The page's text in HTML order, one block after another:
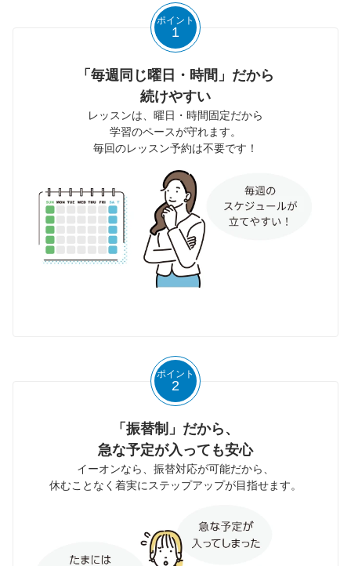
ポイント
1
「毎週同じ曜日・時間」だから
続けやすい
レッスンは、曜日・時間固定だから
学習のペースが守れます。
毎回のレッスン予約は不要です！
ポイント
2
「振替制」だから、
急な予定が入っても安心
イーオンなら、振替対応が可能だから、
休むことなく着実にステップアップが目指せます。